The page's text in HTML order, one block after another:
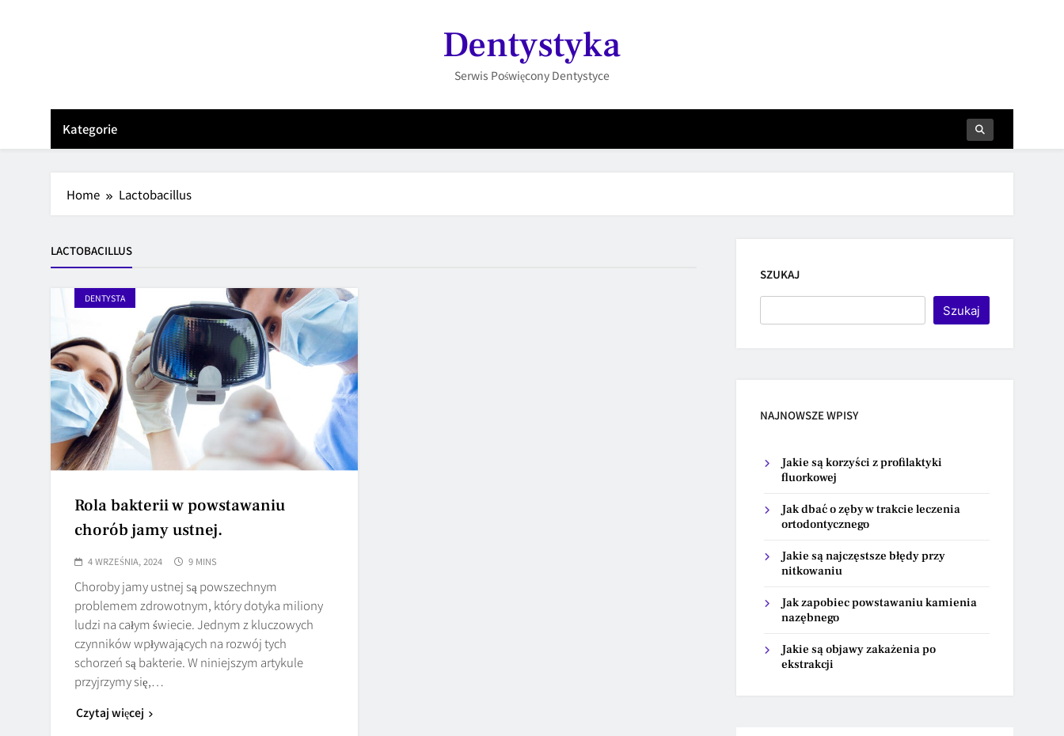
Dentystyka
Serwis Poświęcony Dentystyce
Kategorie
Home Lactobacillus
LACTOBACILLUS
DENTYSTA
Rola bakterii w powstawaniu
chorób jamy ustnej.
4 WRZEŚNIA, 2024 9 MINS
Choroby jamy ustnej są powszechnym
problemem zdrowotnym, który dotyka miliony
ludzi na całym świecie. Jednym z kluczowych
czynników wpływających na rozwój tych
schorzeń są bakterie. W niniejszym artykule
przyjrzymy się,…
Czytaj więcej
SZUKAJ
Szukaj
NAJNOWSZE WPISY
Jakie są korzyści z profilaktyki
fluorkowej
Jak dbać o zęby w trakcie leczenia
ortodontycznego
Jakie są najczęstsze błędy przy
nitkowaniu
Jak zapobiec powstawaniu kamienia
nazębnego
Jakie są objawy zakażenia po
ekstrakcji